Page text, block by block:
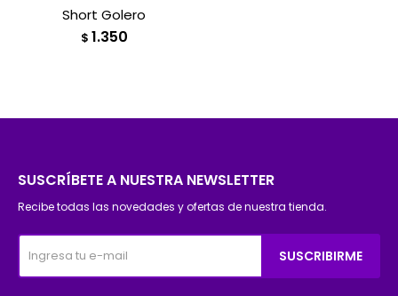
Short Golero
$ 1.350
SUSCRÍBETE A NUESTRA NEWSLETTER
Recibe todas las novedades y ofertas de nuestra tienda.
SUSCRIBIRME